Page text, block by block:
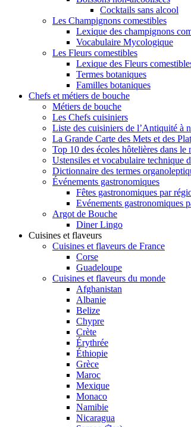
Cocktails sans alcool
Les Champignons comestibles
Lexique des champignons
Vocabulaire Mycologique
Les Fleurs comestibles
Lexique des Fleurs
Termes botaniques
Familles botaniques
Chefs et métiers de bouche
Métiers de bouche
Les Chefs cuisiniers
Liste des cuisiniers de l’Antiquité à
La Grande Carte des Mets et des
Top 10 des écoles hôtelières dans le
Ustensiles et vocabulaire technique
Dictionnaire des termes
Événements gastronomiques
Fêtes gastronomiques par
Evénements gastronomiques
Argot de Bouche
Diner Lingo
Cuisines et flaveurs
Cuisines et flaveurs de France
Corse
Guadeloupe
Cuisines et flaveurs du monde
Afghanistan
Albanie
Belize
Chypre
Crète
Érythrée
Éthiopie
Grèce
Maroc
Mexique
Monaco
Namibie
Nicaragua